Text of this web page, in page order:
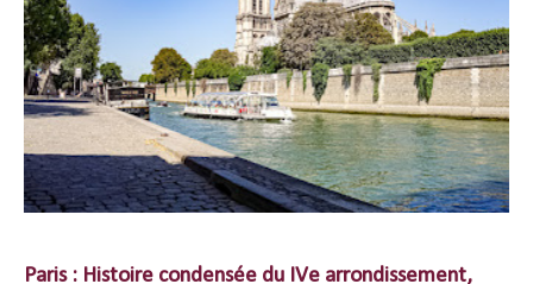
Paris : Histoire condensée du IVe arrondissement,